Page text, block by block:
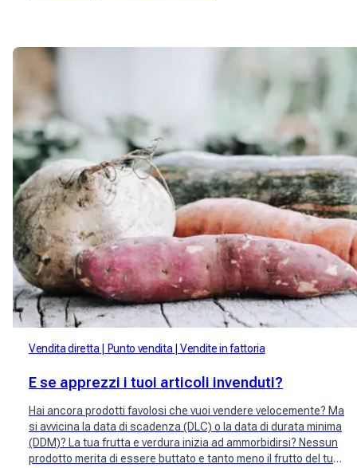
Vendita diretta Punto vendita Vendite in fattoria
E se apprezzi i tuoi articoli invenduti?
Hai ancora prodotti favolosi che vuoi vendere velocemente? Ma
si avvicina la data di scadenza (DLC) o la data di durata minima
(DDM)? La tua frutta e verdura inizia ad ammorbidirsi? Nessun
prodotto merita di essere buttato e tanto meno il frutto del tuo